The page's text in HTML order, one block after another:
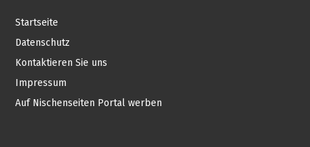
Startseite
Datenschutz
Kontaktieren Sie uns
Impressum
Auf Nischenseiten Portal werben